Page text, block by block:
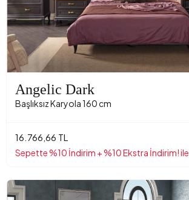
Angelic Dark
Başlıksız Karyola 160 cm
16.766,66 TL
Sepette %10 İndirim + %10 Ekstra İndirim! ile